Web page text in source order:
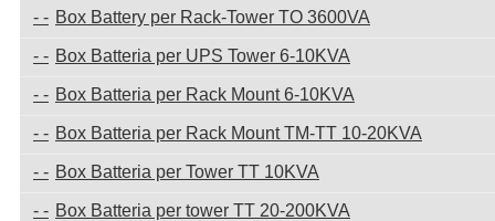
Box Battery per Rack-Tower TO 3600VA
Box Batteria per UPS Tower 6-10KVA
Box Batteria per Rack Mount 6-10KVA
Box Batteria per Rack Mount TM-TT 10-20KVA
Box Batteria per Tower TT 10KVA
Box Batteria per tower TT 20-200KVA